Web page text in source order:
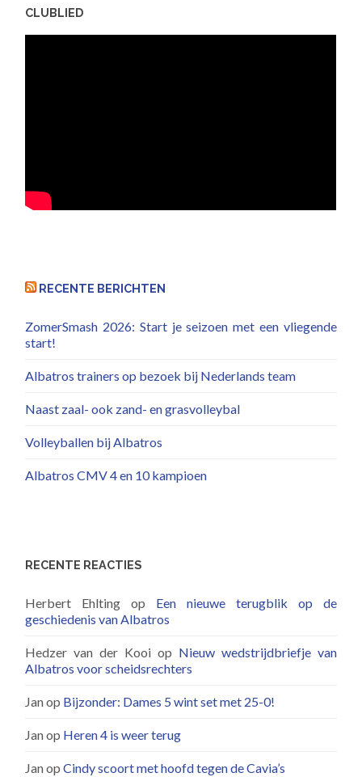
CLUBLIED
RECENTE BERICHTEN
ZomerSmash 2026: Start je seizoen met een vliegende
start!
Albatros trainers op bezoek bij Nederlands team
Naast zaal- ook zand- en grasvolleybal
Volleyballen bij Albatros
Albatros CMV 4 en 10 kampioen
RECENTE REACTIES
Herbert Ehlting op Een nieuwe terugblik op de
geschiedenis van Albatros
Hedzer van der Kooi op Nieuw wedstrijdbriefje van
Albatros voor scheidsrechters
Janop Bijzonder: Dames 5 wint set met 25-0!
Janop Heren 4 is weer terug
JanopCindy scoort met hoofd tegen de Cavia’s